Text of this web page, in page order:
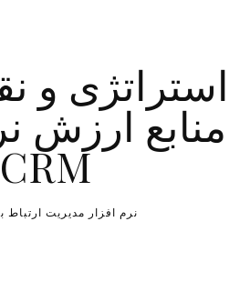
استراتژی و
منابع ارزش
CRM
نرم افزار مدیریت ارتباط